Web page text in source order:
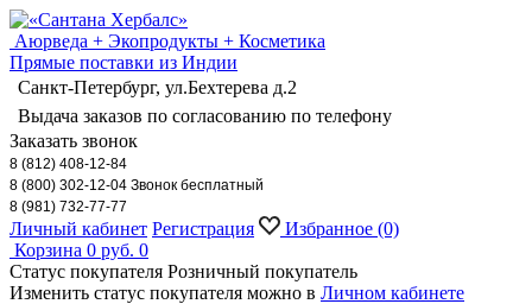
Аюрведа + Экопродукты + Косметика
Прямые поставки из Индии
Санкт-Петербург, ул.Бехтерева д.2
Выдача заказов по согласованию по телефону
Заказать звонок
8 (812) 408-12-84
8 (800) 302-12-04 Звонок бесплатный
8 (981) 732-77-77
Личный кабинет Регистрация Избранное (0)
Корзина 0 руб. 0
Статус покупателя Розничный покупатель
Изменить статус покупателя можно в Личном кабинете